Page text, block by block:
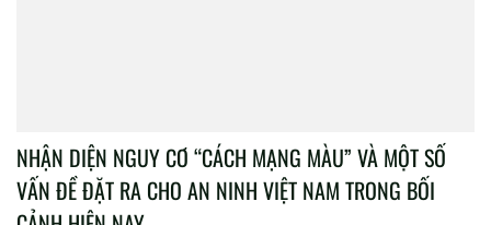
NHẬN DIỆN NGUY CƠ “CÁCH MẠNG MÀU” VÀ MỘT SỐ
VẤN ĐỀ ĐẶT RA CHO AN NINH VIỆT NAM TRONG BỐI